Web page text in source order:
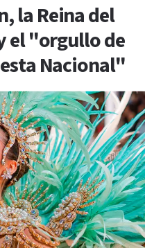
la Reina del
el "orgullo de
Nacional"